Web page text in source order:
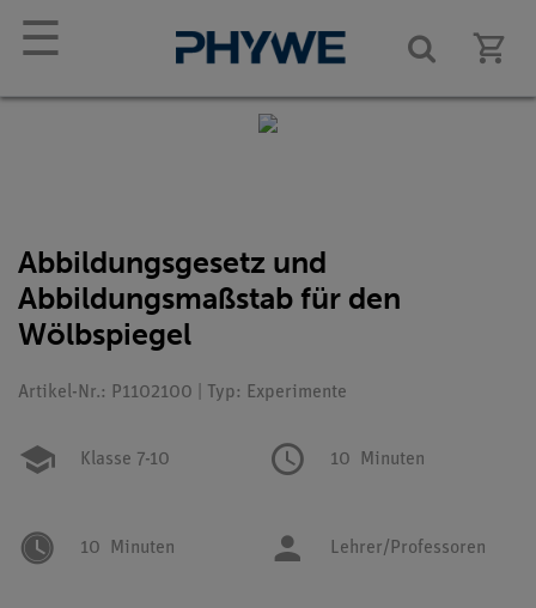
☰
Abbildungsgesetz und
Abbildungsmaßstab für den
Wölbspiegel
Artikel-Nr.: P1102100 | Typ: Experimente
Klasse 7-10 10 Minuten
10 Minuten Lehrer/Professoren